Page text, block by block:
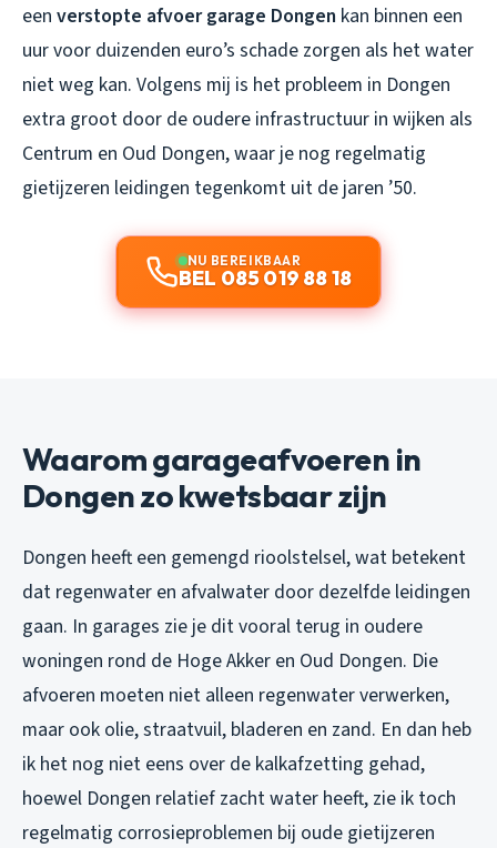
een verstopte afvoer garage Dongen kan binnen een
uur voor duizenden euro’s schade zorgen als het water
niet weg kan. Volgens mij is het probleem in Dongen
extra groot door de oudere infrastructuur in wijken als
Centrum en Oud Dongen, waar je nog regelmatig
gietijzeren leidingen tegenkomt uit de jaren ’50.
NU BEREIKBAAR
BEL 085 019 88 18
Waarom garageafvoeren in
Dongen zo kwetsbaar zijn
Dongen heeft een gemengd rioolstelsel, wat betekent
dat regenwater en afvalwater door dezelfde leidingen
gaan. In garages zie je dit vooral terug in oudere
woningen rond de Hoge Akker en Oud Dongen. Die
afvoeren moeten niet alleen regenwater verwerken,
maar ook olie, straatvuil, bladeren en zand. En dan heb
ik het nog niet eens over de kalkafzetting gehad,
hoewel Dongen relatief zacht water heeft, zie ik toch
regelmatig corrosieproblemen bij oude gietijzeren